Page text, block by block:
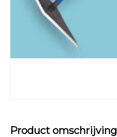
Product omschrijving